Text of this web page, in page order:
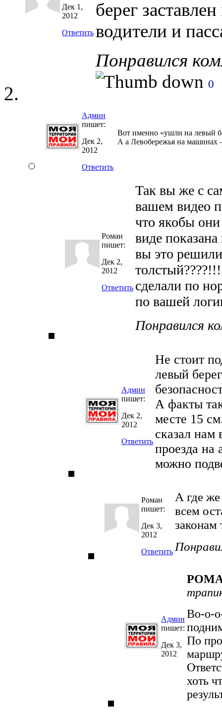
Дек 1,
2012
Ответить
берег
водители и
Понравился
0
Админ
пишет:
Дек 2,
2012
Ответить
Вот именно «ушли на левый
А а Левобережья на машинах
Роман
пишет:
Дек 2,
2012
Ответить
Так вы же с
вашем видео
что якобы
виде показана
вы это
сделали по
по вашей
Понравился
Админ
пишет:
Дек 2,
2012
Ответить
Не стоит
левый
А факты
месте 15
сказал
проезда на
можно
Роман
пишет:
Дек 3,
2012
Ответить
А где
всем
законам
Админ
пишет:
Дек 3,
2012
Во-о-
По
хоть